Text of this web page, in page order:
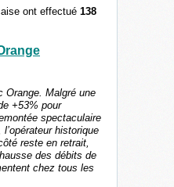
ont effectué 138
Orange. Malgré une
+53% pour
spectaculaire
historique
reste en retrait,
des débits de
chez tous les